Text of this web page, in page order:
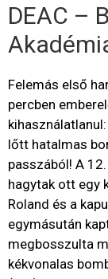
DEAC –
Felemás első
percben
lőtt hatalmas
passzából! A
hagytak ott egy
Roland és a
egymásután
megbosszulta
kékvonalas